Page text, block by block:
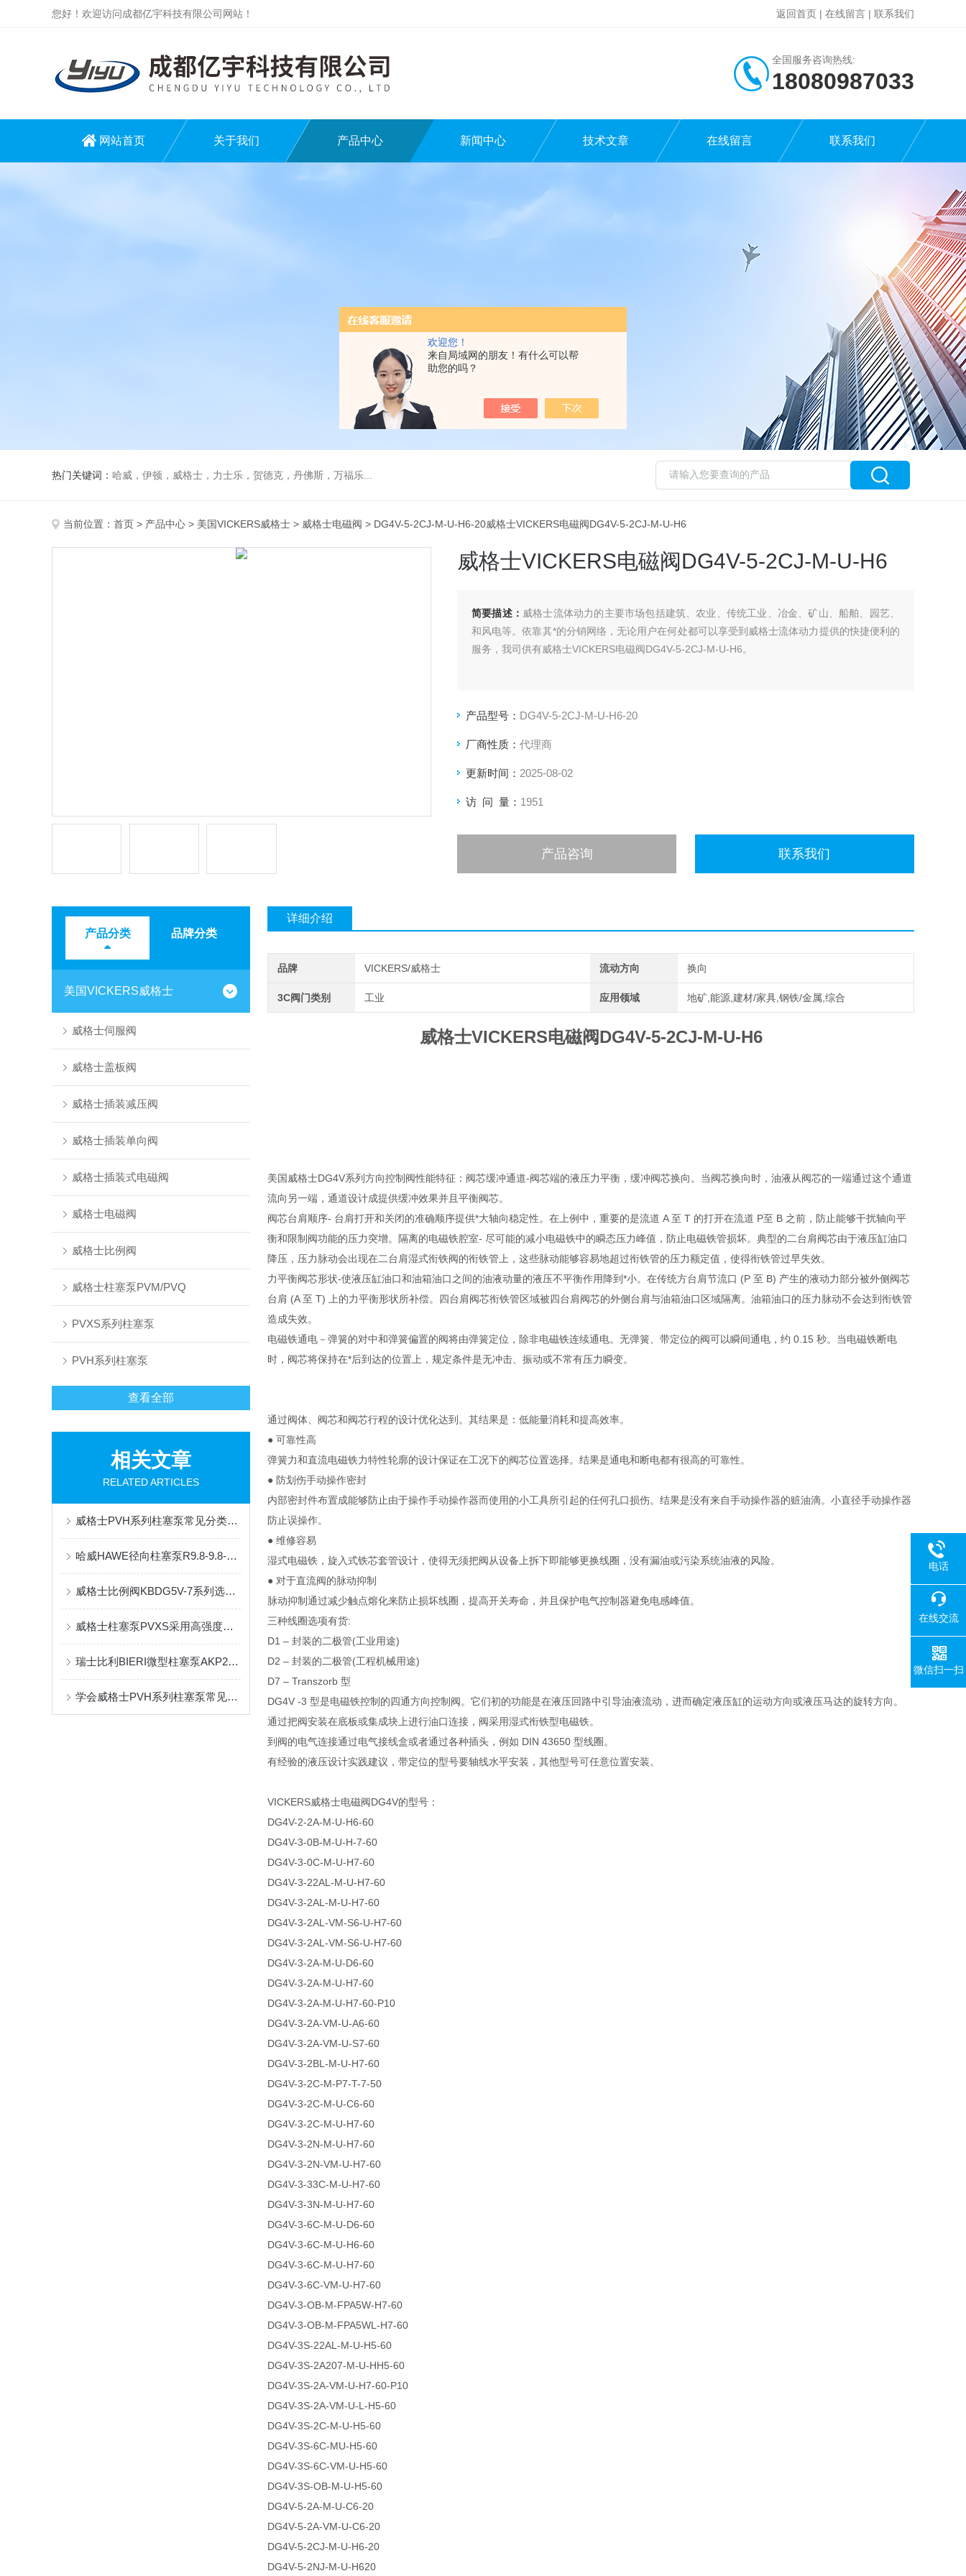
欢迎您！
来自局域网的朋友！有什么可以帮
助您的吗？
您好！欢迎访问成都亿宇科技有限公司网站！ 返回首页 | 在线留言 | 联系我们
全国服务咨询热线:
18080987033
网站首页 关于我们 产品中心 新闻中心 技术文章 在线留言 联系我们
热门关键词： 哈威，伊顿，威格士，力士乐，贺德克，丹佛斯，万福乐...
当前位置： 首页 > 产品中心 > 美国VICKERS威格士 > 威格士电磁阀 > DG4V-5-2CJ-M-U-H6-20威格士VICKERS电磁阀DG4V-5-2CJ-M-U-H6
威格士VICKERS电磁阀DG4V-5-2CJ-M-U-H6
简要描述： 威格士流体动力的主要市场包括建筑、农业、传统工业、冶金、矿山、船舶、园艺、
和风电等。依靠其*的分销网络，无论用户在何处都可以享受到威格士流体动力提供的快捷便利的
服务，我司供有威格士VICKERS电磁阀DG4V-5-2CJ-M-U-H6。
产品型号： DG4V-5-2CJ-M-U-H6-20
厂商性质： 代理商
更新时间： 2025-08-02
访 问 量： 1951
产品咨询 联系我们
产品分类 品牌分类
美国VICKERS威格士
威格士伺服阀
威格士盖板阀
威格士插装减压阀
威格士插装单向阀
威格士插装式电磁阀
威格士电磁阀
威格士比例阀
威格士柱塞泵PVM/PVQ
PVXS系列柱塞泵
PVH系列柱塞泵
查看全部
相关文章
RELATED ARTICLES
威格士PVH系列柱塞泵常见分类有哪些，看完你就知道了
哈威HAWE径向柱塞泵R9.8-9.8-9.8-9.8A工作原理
威格士比例阀KBDG5V-7系列选型参考
威格士柱塞泵PVXS采用高强度材料和先进的密封技术
瑞士比利BIERI微型柱塞泵AKP20系列原理及维修
学会威格士PVH系列柱塞泵常见故障排除，既省心又省钱
详细介绍
品牌 VICKERS/威格士 流动方向 换向
3C阀门类别 工业 应用领域 地矿,能源,建材/家具,钢铁/金属,综合
威格士VICKERS电磁阀DG4V-5-2CJ-M-U-H6
美国威格士DG4V系列方向控制阀性能特征：阀芯缓冲通道-阀芯端的液压力平衡，缓冲阀芯换向。当阀芯换向时，油液从阀芯的一端通过这个通道
流向另一端，通道设计成提供缓冲效果并且平衡阀芯。
阀芯台肩顺序- 台肩打开和关闭的准确顺序提供*大轴向稳定性。在上例中，重要的是流道 A 至 T 的打开在流道 P至 B 之前，防止能够干扰轴向平
衡和限制阀功能的压力突增。隔离的电磁铁腔室- 尽可能的减小电磁铁中的瞬态压力峰值，防止电磁铁管损坏。典型的二台肩阀芯由于液压缸油口
降压，压力脉动会出现在二台肩湿式衔铁阀的衔铁管上，这些脉动能够容易地超过衔铁管的压力额定值，使得衔铁管过早失效。
力平衡阀芯形状-使液压缸油口和油箱油口之间的油液动量的液压不平衡作用降到*小。在传统方台肩节流口 (P 至 B) 产生的液动力部分被外侧阀芯
台肩 (A 至 T) 上的力平衡形状所补偿。四台肩阀芯衔铁管区域被四台肩阀芯的外侧台肩与油箱油口区域隔离。油箱油口的压力脉动不会达到衔铁管
造成失效。
电磁铁通电－弹簧的对中和弹簧偏置的阀将由弹簧定位，除非电磁铁连续通电。无弹簧、带定位的阀可以瞬间通电，约 0.15 秒。当电磁铁断电
时，阀芯将保持在*后到达的位置上，规定条件是无冲击、振动或不常有压力瞬变。
通过阀体、阀芯和阀芯行程的设计优化达到。其结果是：低能量消耗和提高效率。
● 可靠性高
弹簧力和直流电磁铁力特性轮廓的设计保证在工况下的阀芯位置选择。结果是通电和断电都有很高的可靠性。
● 防划伤手动操作密封
内部密封件布置成能够防止由于操作手动操作器而使用的小工具所引起的任何孔口损伤。结果是没有来自手动操作器的赃油滴。小直径手动操作器
防止误操作。
● 维修容易
湿式电磁铁，旋入式铁芯套管设计，使得无须把阀从设备上拆下即能够更换线圈，没有漏油或污染系统油液的风险。
● 对于直流阀的脉动抑制
脉动抑制通过减少触点熔化来防止损坏线圈，提高开关寿命，并且保护电气控制器避免电感峰值。
三种线圈选项有货:
D1 – 封装的二极管(工业用途)
D2 – 封装的二极管(工程机械用途)
D7 – Transzorb 型
DG4V -3 型是电磁铁控制的四通方向控制阀。它们初的功能是在液压回路中引导油液流动，进而确定液压缸的运动方向或液压马达的旋转方向。
通过把阀安装在底板或集成块上进行油口连接，阀采用湿式衔铁型电磁铁。
到阀的电气连接通过电气接线盒或者通过各种插头，例如 DIN 43650 型线圈。
有经验的液压设计实践建议，带定位的型号要轴线水平安装，其他型号可任意位置安装。
VICKERS威格士电磁阀DG4V的型号：
DG4V-2-2A-M-U-H6-60
DG4V-3-0B-M-U-H-7-60
DG4V-3-0C-M-U-H7-60
DG4V-3-22AL-M-U-H7-60
DG4V-3-2AL-M-U-H7-60
DG4V-3-2AL-VM-S6-U-H7-60
DG4V-3-2AL-VM-S6-U-H7-60
DG4V-3-2A-M-U-D6-60
DG4V-3-2A-M-U-H7-60
DG4V-3-2A-M-U-H7-60-P10
DG4V-3-2A-VM-U-A6-60
DG4V-3-2A-VM-U-S7-60
DG4V-3-2BL-M-U-H7-60
DG4V-3-2C-M-P7-T-7-50
DG4V-3-2C-M-U-C6-60
DG4V-3-2C-M-U-H7-60
DG4V-3-2N-M-U-H7-60
DG4V-3-2N-VM-U-H7-60
DG4V-3-33C-M-U-H7-60
DG4V-3-3N-M-U-H7-60
DG4V-3-6C-M-U-D6-60
DG4V-3-6C-M-U-H6-60
DG4V-3-6C-M-U-H7-60
DG4V-3-6C-VM-U-H7-60
DG4V-3-OB-M-FPA5W-H7-60
DG4V-3-OB-M-FPA5WL-H7-60
DG4V-3S-22AL-M-U-H5-60
DG4V-3S-2A207-M-U-HH5-60
DG4V-3S-2A-VM-U-H7-60-P10
DG4V-3S-2A-VM-U-L-H5-60
DG4V-3S-2C-M-U-H5-60
DG4V-3S-6C-MU-H5-60
DG4V-3S-6C-VM-U-H5-60
DG4V-3S-OB-M-U-H5-60
DG4V-5-2A-M-U-C6-20
DG4V-5-2A-VM-U-C6-20
DG4V-5-2CJ-M-U-H6-20
DG4V-5-2NJ-M-U-H620
电话
在线交流
微信扫一扫